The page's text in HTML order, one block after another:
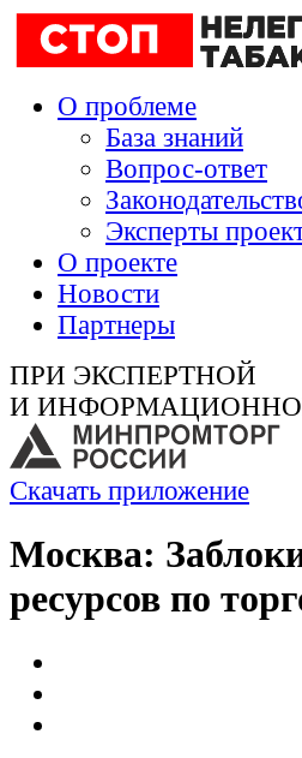
О проблеме
База знаний
Вопрос-ответ
Эксперты
О проекте
Новости
Партнеры
ПРИ ЭКСПЕРТНОЙ
И
Скачать приложение
Москва:
ресурсов по